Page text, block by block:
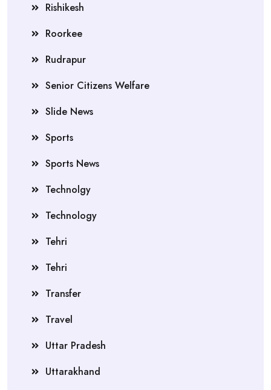
Rishikesh
Roorkee
Rudrapur
Senior Citizens Welfare
Slide News
Sports
Sports News
Technolgy
Technology
Tehri
Tehri
Transfer
Travel
Uttar Pradesh
Uttarakhand